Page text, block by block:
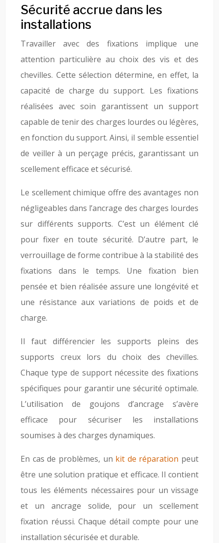
Sécurité accrue dans les
installations
Travailler avec des fixations implique une
attention particulière au choix des vis et des
chevilles. Cette sélection détermine, en effet, la
capacité de charge du support. Les fixations
réalisées avec soin garantissent un support
capable de tenir des charges lourdes ou légères,
en fonction du support. Ainsi, il semble essentiel
de veiller à un perçage précis, garantissant un
scellement efficace et sécurisé.
Le scellement chimique offre des avantages non
négligeables dans l’ancrage des charges lourdes
sur différents supports. C’est un élément clé
pour fixer en toute sécurité. D’autre part, le
verrouillage de forme contribue à la stabilité des
fixations dans le temps. Une fixation bien
pensée et bien réalisée assure une longévité et
une résistance aux variations de poids et de
charge.
Il faut différencier les supports pleins des
supports creux lors du choix des chevilles.
Chaque type de support nécessite des fixations
spécifiques pour garantir une sécurité optimale.
L’utilisation de goujons d’ancrage s’avère
efficace pour sécuriser les installations
soumises à des charges dynamiques.
En cas de problèmes, un kit de réparation peut
être une solution pratique et efficace. Il contient
tous les éléments nécessaires pour un vissage
et un ancrage solide, pour un scellement
fixation réussi. Chaque détail compte pour une
installation sécurisée et durable.